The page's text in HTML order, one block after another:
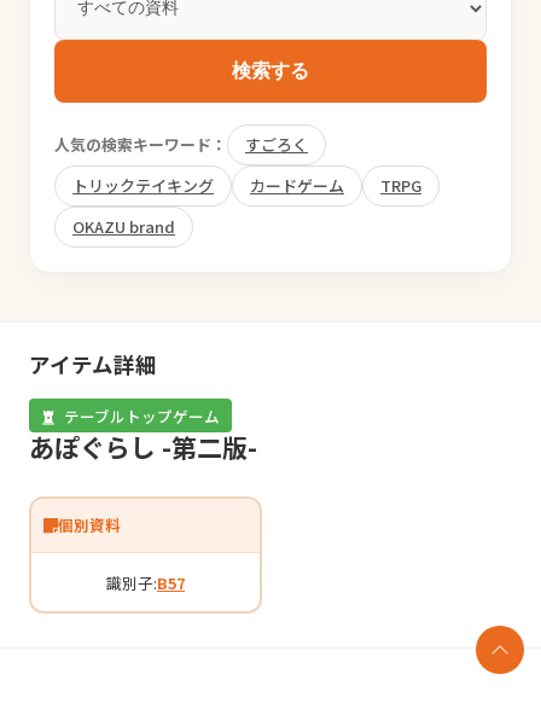
検索する
人気の検索キーワード：
すごろく
トリックテイキング
カードゲーム
TRPG
OKAZU brand
アイテム詳細
テーブルトップゲーム
あぽぐらし -第二版-
個別資料
識別子:B57